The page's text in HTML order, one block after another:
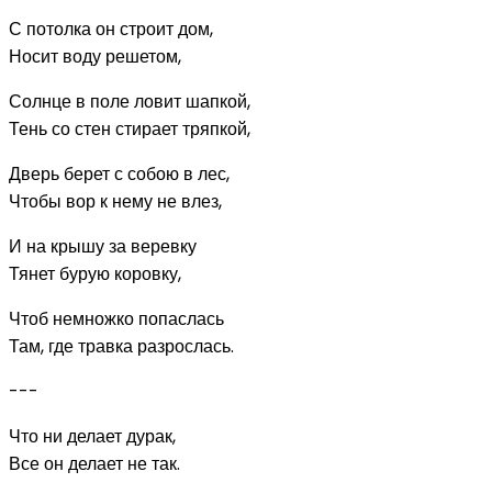
С потолка он строит дом,
Носит воду решетом,
Солнце в поле ловит шапкой,
Тень со стен стирает тряпкой,
Дверь берет с собою в лес,
Чтобы вор к нему не влез,
И на крышу за веревку
Тянет бурую коровку,
Чтоб немножко попаслась
Там, где травка разрослась.
---
Что ни делает дурак,
Все он делает не так.